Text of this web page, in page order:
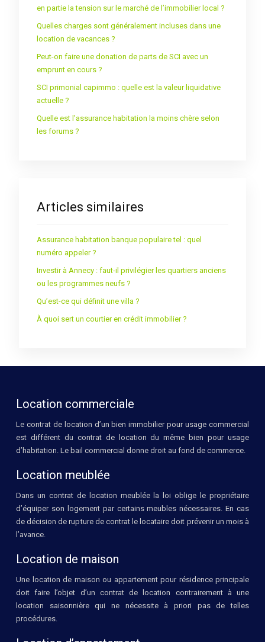
en partie la tension sur le marché de l’immobilier local ?
Quelles charges sont généralement incluses dans une
location de vacances ?
Peut-on faire une donation de parts de SCI avec un
emprunt en cours ?
SCI primonial capimmo : quelle est la valeur liquidative
actuelle ?
Quelle est l’assurance habitation la moins chère selon
les forums ?
Articles similaires
Assurance habitation banque populaire tel : quel
numéro appeler ?
Investir à Annecy : faut-il privilégier les quartiers anciens
ou les programmes neufs ?
Qu’est-ce qui définit une villa ?
À quoi sert un courtier en crédit immobilier ?
Location commerciale
Le contrat de location d’un bien immobilier pour usage commercial
est différent du contrat de location du même bien pour usage
d’habitation. Le bail commercial donne droit au fond de commerce.
Location meublée
Dans un contrat de location meublée la loi oblige le propriétaire
d’équiper son logement par certains meubles nécessaires. En cas
de décision de rupture de contrat le locataire doit prévenir un mois à
l’avance.
Location de maison
Une location de maison ou appartement pour résidence principale
doit faire l’objet d’un contrat de location contrairement à une
location saisonnière qui ne nécessite à priori pas de telles
procédures.